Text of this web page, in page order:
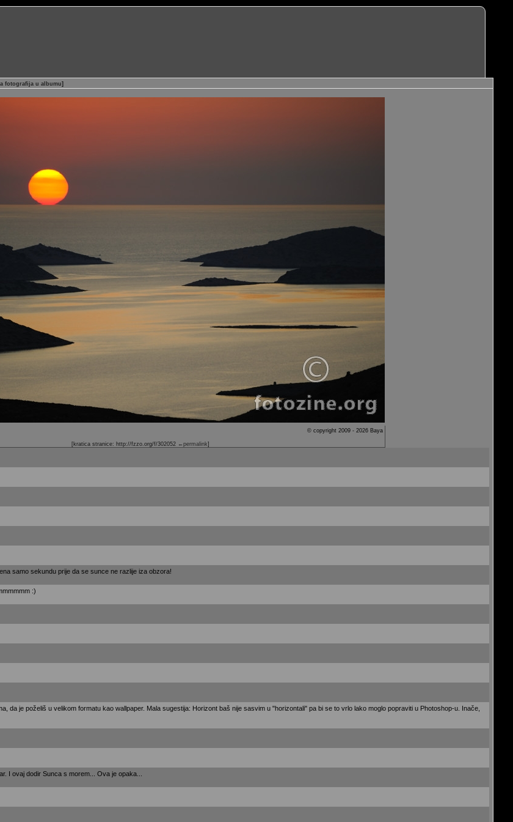
fotografija u albumu]
© copyright 2009 - 2026 Baya
[kratica stranice: http://fzzo.org/f/302052 ←permalink]
samo sekundu prije da se sunce ne razlije iza obzora!
:)
da je poželiš u velikom formatu kao wallpaper. Mala sugestija: Horizont baš nije sasvim u "horizontali" pa bi se to vrlo lako moglo popraviti u Photoshop-u. Inače,
I ovaj dodir Sunca s morem... Ova je opaka...